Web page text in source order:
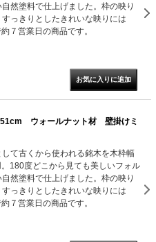
然塗料で仕上げました。枠の映り
っきりとしたきれいな映りには
７営業日の商品です。
ウォールナット材 壁掛けミ
て古くから使われる銘木を木枠幅
180度どこから見ても美しいフォル
然塗料で仕上げました。枠の映り
っきりとしたきれいな映りには
７営業日の商品です。